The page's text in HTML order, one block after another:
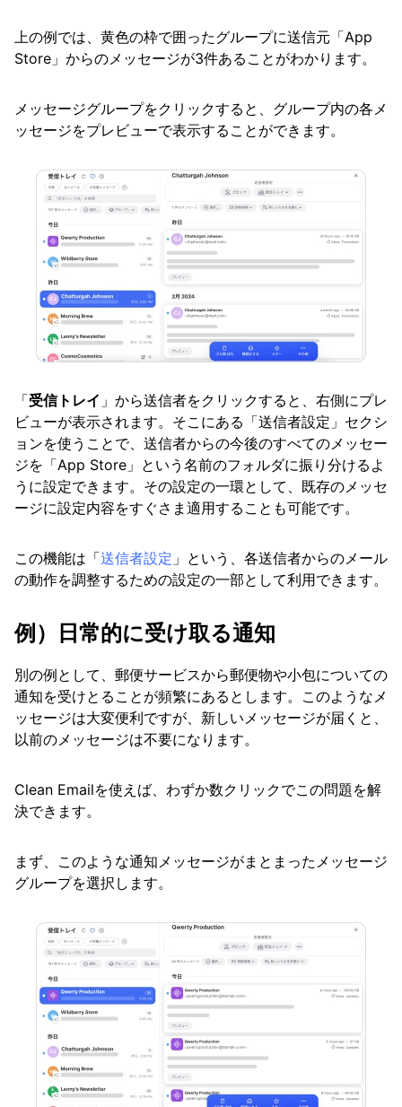
上の例では、黄色の枠で囲ったグループに送信元「App
Store」からのメッセージが3件あることがわかります。
メッセージグループをクリックすると、グループ内の各メ
ッセージをプレビューで表示することができます。
「受信トレイ 」から送信者をクリックすると、右側にプレ
ビューが表示されます。そこにある「送信者設定」セクシ
ョンを使うことで、送信者からの今後のすべてのメッセー
ジを「App Store」という名前のフォルダに振り分けるよ
うに設定できます。その設定の一環として、既存のメッセ
ージに設定内容をすぐさま適用することも可能です。
この機能は「送信者設定 」という、各送信者からのメール
の動作を調整するための設定の一部として利用できます。
例）日常的に受け取る通知
別の例として、郵便サービスから郵便物や小包についての
通知を受けとることが頻繁にあるとします。このようなメ
ッセージは大変便利ですが、新しいメッセージが届くと、
以前のメッセージは不要になります。
Clean Emailを使えば、わずか数クリックでこの問題を解
決できます。
まず、このような通知メッセージがまとまったメッセージ
グループを選択します。